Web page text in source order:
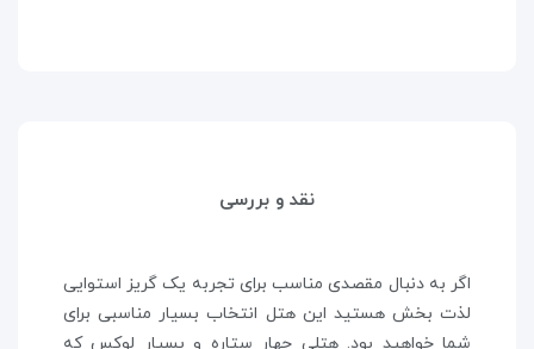
نقد و بررسی
اگر به دنبال مقصدی مناسب برای تجربه یک گریز استوایی
لذت بخش هستید این هتل انتخاب بسیار مناسبی برای
شما خواهید بود. هتلی چهار ستاره و بسیار لوکس که